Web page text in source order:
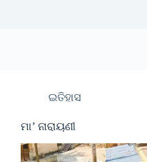
ଇତିହାସ
ମା’ ନାରାୟଣୀ